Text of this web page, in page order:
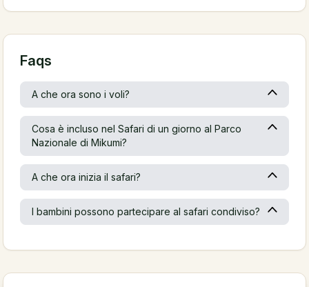
Faqs
A che ora sono i voli?
Cosa è incluso nel Safari di un giorno al Parco
Nazionale di Mikumi?
A che ora inizia il safari?
I bambini possono partecipare al safari condiviso?